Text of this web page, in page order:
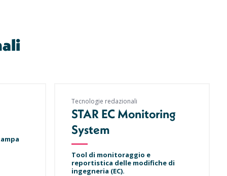
Tecnologie redazionali
STAR EC Monitoring
System
Tool di monitoraggio e
reportistica delle modifiche di
ingegneria (EC).